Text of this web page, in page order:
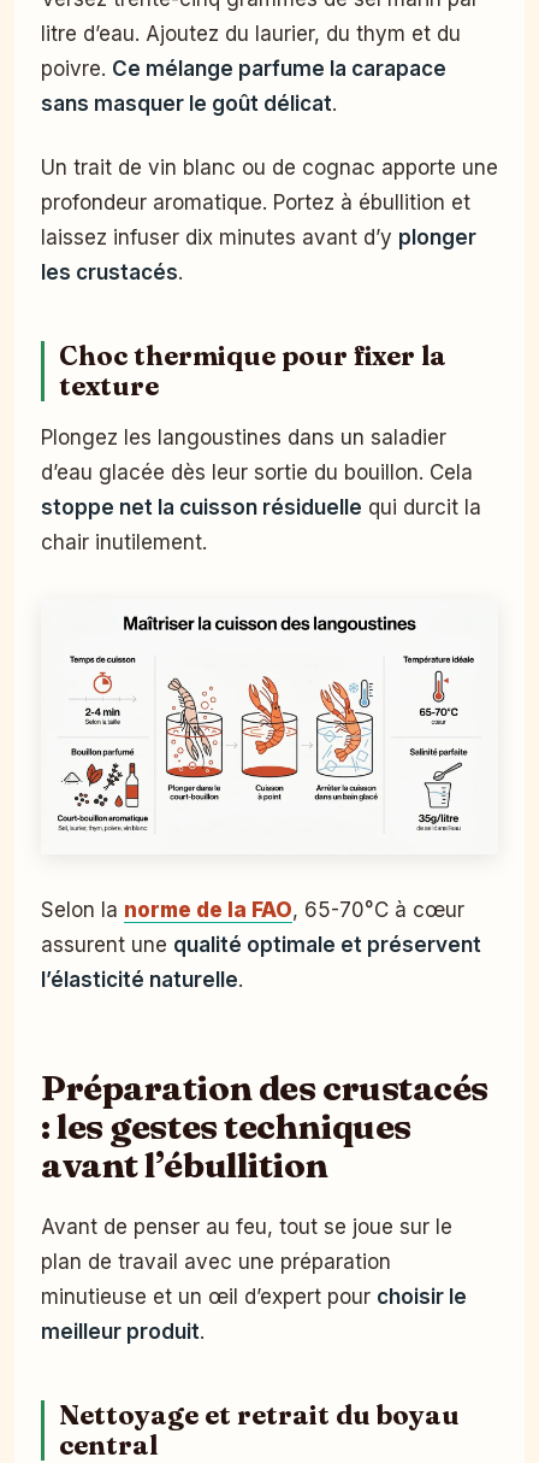
litre d’eau. Ajoutez du laurier, du thym et du
poivre. Ce mélange parfume la carapace
sans masquer le goût délicat.
Un trait de vin blanc ou de cognac apporte une
profondeur aromatique. Portez à ébullition et
laissez infuser dix minutes avant d’y plonger
les crustacés.
Choc thermique pour fixer la
texture
Plongez les langoustines dans un saladier
d’eau glacée dès leur sortie du bouillon. Cela
stoppe net la cuisson résiduelle qui durcit la
chair inutilement.
Selon la norme de la FAO, 65-70°C à cœur
assurent une qualité optimale et préservent
l’élasticité naturelle.
Préparation des crustacés
: les gestes techniques
avant l’ébullition
Avant de penser au feu, tout se joue sur le
plan de travail avec une préparation
minutieuse et un œil d’expert pour choisir le
meilleur produit.
Nettoyage et retrait du boyau
central